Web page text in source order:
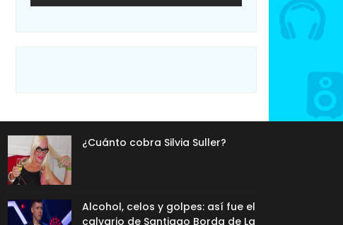
¿Cuánto cobra Silvia Suller?
Alcohol, celos y golpes: así fue el
calvario de Santiago Borda de La